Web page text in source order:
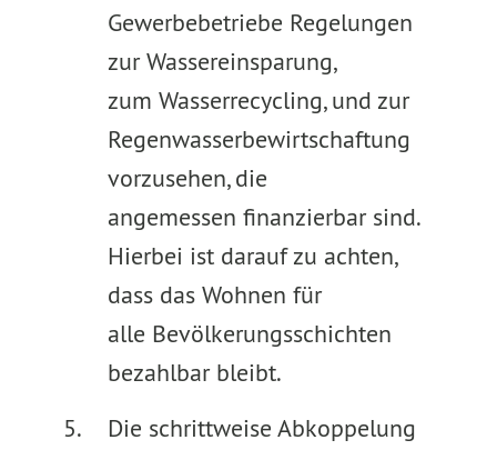
Gewerbebetriebe Regelungen
zur Wassereinsparung,
zum Wasserrecycling, und zur
Regenwasserbewirtschaftung
vorzusehen, die
angemessen finanzierbar sind.
Hierbei ist darauf zu achten,
dass das Wohnen für
alle Bevölkerungsschichten
bezahlbar bleibt.
Die schrittweise Abkoppelung